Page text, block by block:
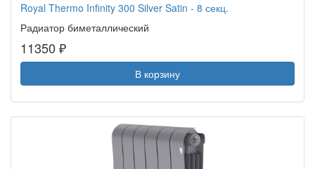
Royal Thermo Infinity 300 Silver Satin - 8 секц.
Радиатор биметаллический
11350 ₽
В корзину